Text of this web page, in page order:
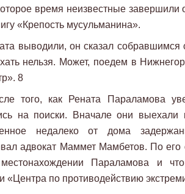
время неизвестные завершили
«Крепость мусульманина».
выводили, он сказал
нельзя. Может, поедем в
8
того, как Рената Параламова
на поиски. Вначале они
недалеко от дома
адвокат Маммет Мамбетов. По
Параламова и
«Центра по противодействию